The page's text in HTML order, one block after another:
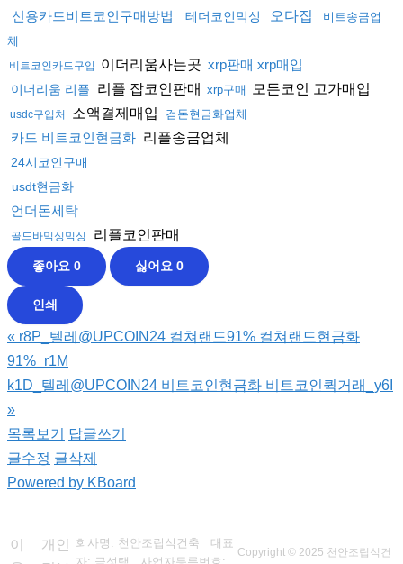
신용카드비트코인구매방법 테더코인믹싱 오다집
비트송금업
체
비트코인카드구입 이더리움사는곳 xrp판매 xrp매입
이더리움 리플 리플 잡코인판매 xrp구매 모든코인 고가매입
usdc구입처 소액결제매입 검돈현금화업체
카드 비트코인현금화 리플송금업체
24시코인구매
usdt현금화
언더돈세탁
골드바믹싱믹싱 리플코인판매
좋아요 0 싫어요 0
인쇄
« r8P_텔레@UPCOIN24 컬쳐랜드91% 컬쳐랜드현금화
91%_r1M
k1D_텔레@UPCOIN24 비트코인현금화 비트코인퀵거래_y6I
»
목록보기 답글쓰기
글수정 글삭제
Powered by KBoard
이
개인
회사명: 천안조립식건축 대표
Copyright © 2025 천안조립식건